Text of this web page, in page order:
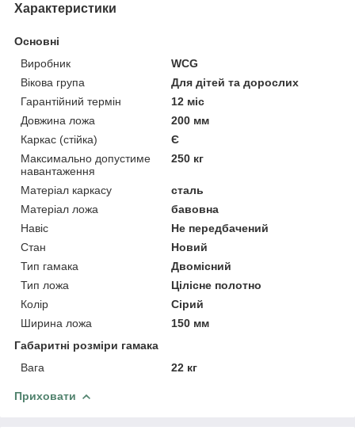
Характеристики
Основні
Виробник
WCG
Вікова група
Для дітей та дорослих
Гарантійний термін
12 міс
Довжина ложа
200 мм
Каркас (стійка)
Є
Максимально допустиме
навантаження
250 кг
Матеріал каркасу
сталь
Матеріал ложа
бавовна
Навіс
Не передбачений
Стан
Новий
Тип гамака
Двомісний
Тип ложа
Цілісне полотно
Колір
Сірий
Ширина ложа
150 мм
Габаритні розміри гамака
Вага
22 кг
Приховати